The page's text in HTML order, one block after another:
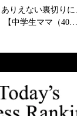
りえない裏切り
【中学生ママ（40…